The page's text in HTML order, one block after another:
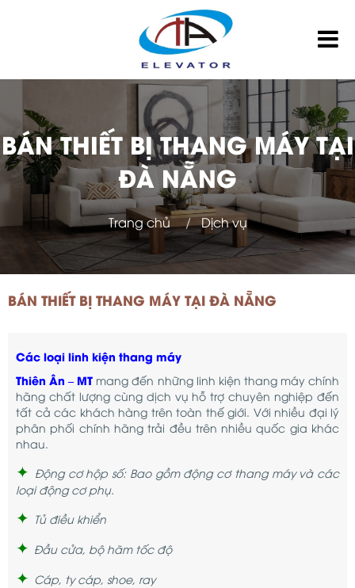
BÁN THIẾT BỊ THANG MÁY TẠI
ĐÀ NẴNG
Trang chủ Dịch vụ
BÁN THIẾT BỊ THANG MÁY TẠI ĐÀ NẴNG
Các loại linh kiện thang máy
Thiên Ân – MT mang đến những linh kiện thang máy chính
hãng chất lượng cùng dịch vụ hỗ trợ chuyên nghiệp đến
tất cả các khách hàng trên toàn thế giới. Với nhiều đại lý
phân phối chính hãng trải đều trên nhiều quốc gia khác
nhau.
✦ Động cơ hộp số: Bao gồm động cơ thang máy và các
loại động cơ phụ.
✦ Tủ điều khiển
✦ Đầu cửa, bộ hãm tốc độ
✦ Cáp, ty cáp, shoe, ray